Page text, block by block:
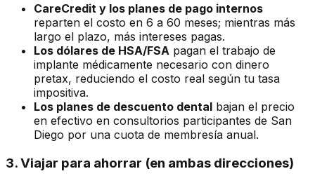
CareCredit y los planes de pago internos
reparten el costo en 6 a 60 meses; mientras más
largo el plazo, más intereses pagas.
Los dólares de HSA/FSA pagan el trabajo de
implante médicamente necesario con dinero
pretax, reduciendo el costo real según tu tasa
impositiva.
Los planes de descuento dental bajan el precio
en efectivo en consultorios participantes de San
Diego por una cuota de membresía anual.
3. Viajar para ahorrar (en ambas direcciones)